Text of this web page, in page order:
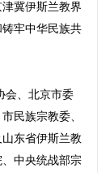
冀伊斯兰教界
牢中华民族共
会、北京市委
民族宗教委、
东省伊斯兰教
中央统战部宗